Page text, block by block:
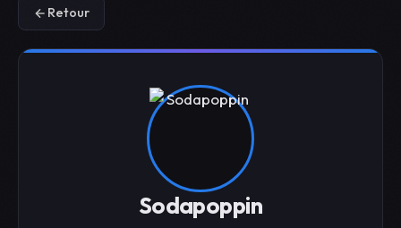
Retour
Sodapoppin